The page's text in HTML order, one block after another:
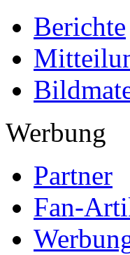
Berichte
Werbung
Partner
Fan-